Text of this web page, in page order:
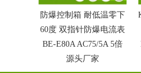
防爆控制箱 耐低温零下
60度 双指针防爆电流表
BE-E80A AC75/5A 5倍
源头厂家